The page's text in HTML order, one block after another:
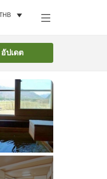
อัปเดต
ค้นหาห้องพัก